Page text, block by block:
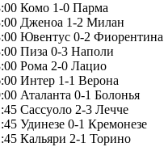
Комо 1-0 Парма
Дженоа 1-2 Милан
Ювентус 0-2 Фиорентина
Пиза 0-3 Наполи
Рома 2-0 Лацио
Интер 1-1 Верона
Аталанта 0-1 Болонья
Сассуоло 2-3 Лечче
Удинезе 0-1 Кремонезе
Кальяри 2-1 Торино